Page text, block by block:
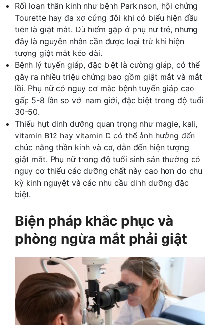
Rối loạn thần kinh như bệnh Parkinson, hội chứng
Tourette hay đa xơ cứng đôi khi có biểu hiện đầu
tiên là giật mắt. Dù hiếm gặp ở phụ nữ trẻ, nhưng
đây là nguyên nhân cần được loại trừ khi hiện
tượng giật mắt kéo dài.
Bệnh lý tuyến giáp, đặc biệt là cường giáp, có thể
gây ra nhiều triệu chứng bao gồm giật mắt và mắt
lồi. Phụ nữ có nguy cơ mắc bệnh tuyến giáp cao
gấp 5-8 lần so với nam giới, đặc biệt trong độ tuổi
30-50.
Thiếu hụt dinh dưỡng quan trọng như magie, kali,
vitamin B12 hay vitamin D có thể ảnh hưởng đến
chức năng thần kinh và cơ, dẫn đến hiện tượng
giật mắt. Phụ nữ trong độ tuổi sinh sản thường có
nguy cơ thiếu các dưỡng chất này cao hơn do chu
kỳ kinh nguyệt và các nhu cầu dinh dưỡng đặc
biệt.
Biện pháp khắc phục và
phòng ngừa mắt phải giật